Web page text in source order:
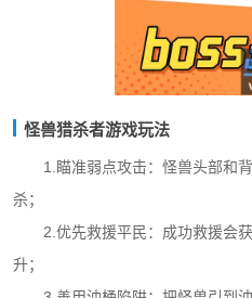
怪兽猎杀者游戏玩法
1.瞄准弱点攻击：怪兽头部和
杀；
2.优先救援平民：成功救援会
升；